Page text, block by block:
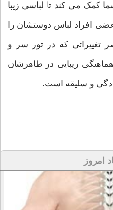
می کند تا لباسی زیبا
افراد لباس دوستشان را
تغییراتی که در تور سر و
زیبایی در ظاهرشان
و سلیقه است.
امروز